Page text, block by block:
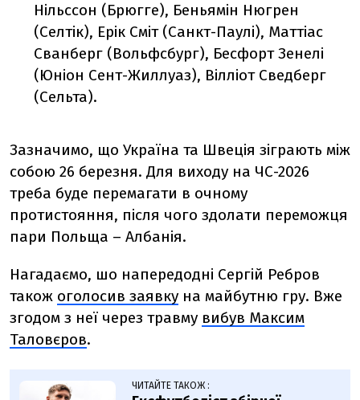
Нільссон (Брюгге), Беньямін Нюгрен
(Селтік), Ерік Сміт (Санкт-Паулі), Маттіас
Сванберг (Вольфсбург), Бесфорт Зенелі
(Юніон Сент-Жиллуаз), Вілліот Сведберг
(Сельта).
Зазначимо, що Україна та Швеція зіграють між
собою 26 березня. Для виходу на ЧС-2026
треба буде перемагати в очному
протистояння, після чого здолати переможця
пари Польща – Албанія.
Нагадаємо, шо напередодні Сергій Ребров
також оголосив заявку на майбутню гру. Вже
згодом з неї через травму вибув Максим
Таловєров.
ЧИТАЙТЕ ТАКОЖ :